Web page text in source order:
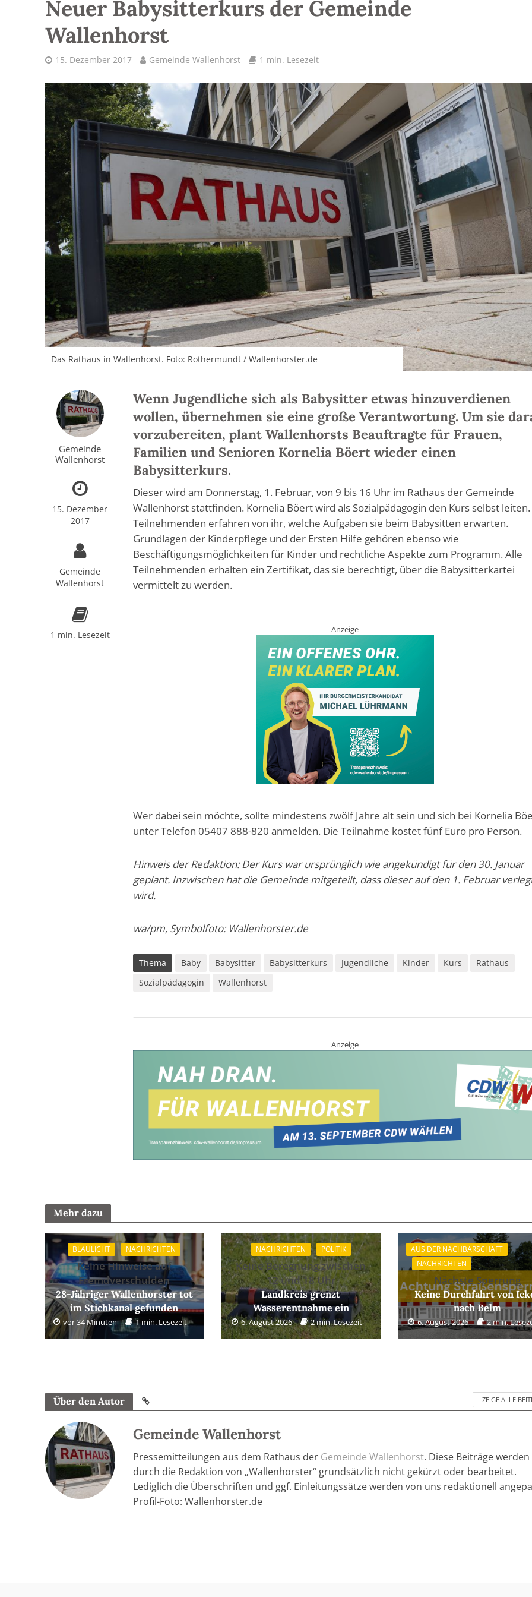
Neuer Babysitterkurs der Gemeinde
Wallenhorst
15. Dezember 2017 Gemeinde Wallenhorst 1 min. Lesezeit
Das Rathaus in Wallenhorst. Foto: Rothermundt / Wallenhorster.de
Gemeinde
Wallenhorst
15. Dezember
2017
Gemeinde
Wallenhorst
1 min. Lesezeit
Wenn Jugendliche sich als Babysitter etwas hinzuverdienen
wollen, übernehmen sie eine große Verantwortung. Um sie
vorzubereiten, plant Wallenhorsts Beauftragte für Frauen,
Familien und Senioren Kornelia Böert wieder einen
Babysitterkurs.
Dieser wird am Donnerstag, 1. Februar, von 9 bis 16 Uhr im Rathaus der Gemeinde
Wallenhorst stattfinden. Kornelia Böert wird als Sozialpädagogin den Kurs selbst
Teilnehmenden erfahren von ihr, welche Aufgaben sie beim Babysitten erwarten.
Grundlagen der Kinderpflege und der Ersten Hilfe gehören ebenso wie
Beschäftigungsmöglichkeiten für Kinder und rechtliche Aspekte zum Programm. Alle
Teilnehmenden erhalten ein Zertifikat, das sie berechtigt, über die Babysitterkartei
vermittelt zu werden.
Anzeige
Wer dabei sein möchte, sollte mindestens zwölf Jahre alt sein und sich bei Kornelia
unter Telefon 05407 888-820 anmelden. Die Teilnahme kostet fünf Euro pro Person.
Hinweis der Redaktion: Der Kurs war ursprünglich wie angekündigt für den 30. Januar
geplant. Inzwischen hat die Gemeinde mitgeteilt, dass dieser auf den 1. Februar
wird.
wa/pm, Symbolfoto: Wallenhorster.de
Thema Baby Babysitter Babysitterkurs Jugendliche Kinder Kurs
Rathaus
Sozialpädagogin
Wallenhorst
Anzeige
Mehr dazu
BLAULICHT NACHRICHTEN
Keine Hinweise auf
Fremdverschulden
28-Jähriger Wallenhorster tot
im Stichkanal gefunden
vor 34 Minuten 1 min. Lesezeit
NACHRICHTEN POLITIK
Keine Beregnung zwischen
12 und 18 Uhr
Landkreis grenzt
Wasserentnahme ein
6. August 2026 2 min. Lesezeit
AUS DER NACHBARSCHAFT
NACHRICHTEN
Nächste Sperrung
Keine Durchfahrt von
nach Belm
6. August 2026 2 min.
Über den Autor ZEIGE ALLE
Gemeinde Wallenhorst
Pressemitteilungen aus dem Rathaus der Gemeinde Wallenhorst. Diese Beiträge werden
durch die Redaktion von „Wallenhorster“ grundsätzlich nicht gekürzt oder bearbeitet.
Lediglich die Überschriften und ggf. Einleitungssätze werden von uns redaktionell
Profil-Foto: Wallenhorster.de